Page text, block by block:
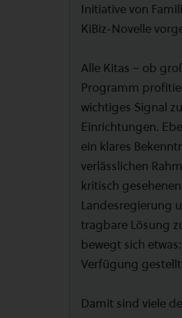
Initiative von
KiBiz-Novelle
Alle Kitas – ob
Programm
wichtiges Signal
Einrichtungen.
ein klares
verlässlichen
kritisch
Landesregierung
tragbare Lösung
bewegt sich
Verfügung
Damit sind viele